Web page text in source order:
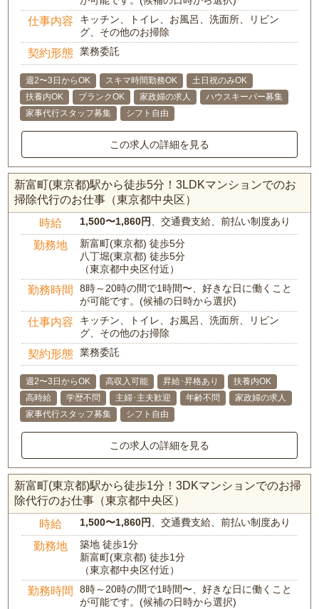
仕事内容
キッチン、トイレ、お風呂、洗面所、リビン
グ、その他のお掃除
契約形態 業務委託
週2〜3日からOK スキマ時間勤務OK
土日祝のみOK
扶養内OK
ブランクOK 家政婦の求人
ハウスキーパー募集
家事代行スタッフ募集
シフト自由
この求人の詳細を見る
新富町(東京都)駅から徒歩5分！3LDKマンションでのお
掃除代行のお仕事（東京都中央区）
時給 1,500〜1,860円、交通費支給、前払い制度あり
勤務地
新富町(東京都) 徒歩5分
八丁堀(東京都) 徒歩5分
（東京都中央区付近）
勤務時間
8時～20時の間で1時間〜、好きな日に働くこと
が可能です。(候補の日時から選択)
仕事内容
キッチン、トイレ、お風呂、洗面所、リビン
グ、その他のお掃除
契約形態 業務委託
週2〜3日からOK 高収入可能 昇給･昇格あり
扶養内OK
高時給
学歴不問 主婦･主夫歓迎 年齢不問
家政婦の求人
家事代行スタッフ募集
シフト自由
この求人の詳細を見る
新富町(東京都)駅から徒歩1分！3DKマンションでのお掃
除代行のお仕事（東京都中央区）
時給 1,500〜1,860円、交通費支給、前払い制度あり
勤務地
築地 徒歩1分
新富町(東京都) 徒歩1分
（東京都中央区付近）
勤務時間
8時～20時の間で1時間〜、好きな日に働くこと
が可能です。(候補の日時から選択)